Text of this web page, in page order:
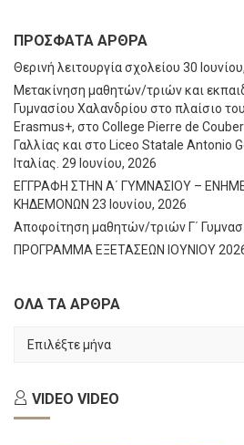
ΠΡΌΣΦΑΤΑ ΆΡΘΡΑ
Θερινή λειτουργία σχολείου 30
Μετακίνηση μαθητών/τριών και
Γυμνασίου Χαλανδρίου στο πλαίσιο
Erasmus+, στο College Pierre de
Γαλλίας και στο Liceo Statale Antonio
Ιταλίας. 29 Ιουνίου, 2026
ΕΓΓΡΑΦΗ ΣΤΗΝ Α΄ ΓΥΜΝΑΣΙΟΥ –
ΚΗΔΕΜΟΝΩΝ 23 Ιουνίου, 2026
Αποφοίτηση μαθητών/τριών Γ΄
ΠΡΟΓΡΑΜΜΑ ΕΞΕΤΑΣΕΩΝ ΙΟΥΝΙΟΥ
ΟΛΑ ΤΑ ΑΡΘΡΑ
ΤΑ
VIDEO VIDEO